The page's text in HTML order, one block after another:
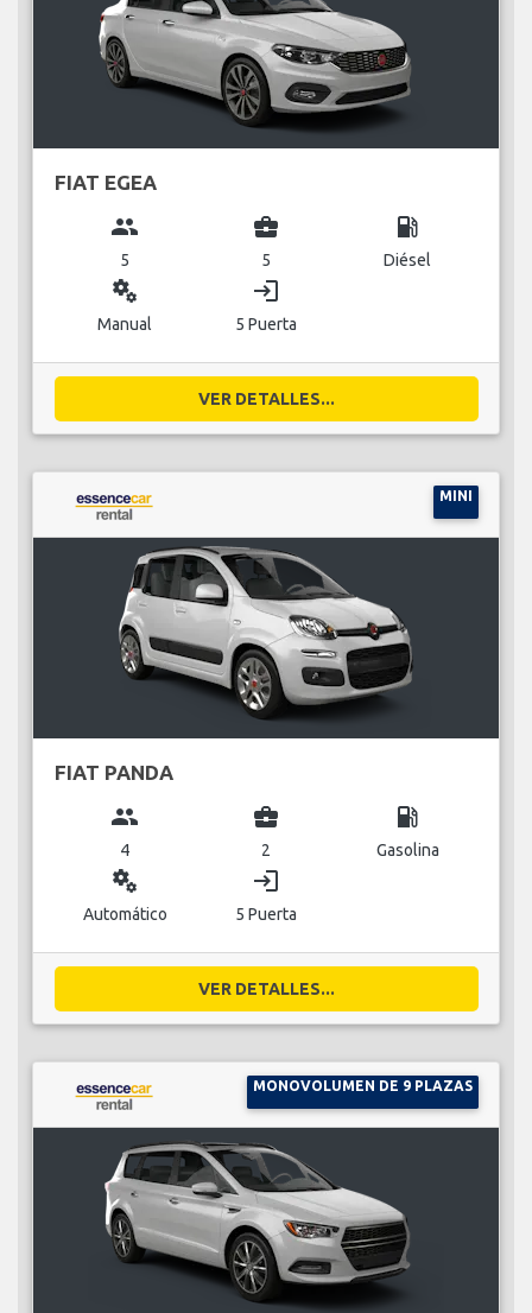
FIAT EGEA
group
5
business_center
5
local_gas_station
Diésel
miscellaneous_services
Manual
login
5 Puerta
VER DETALLES...
MINI
FIAT PANDA
group
4
business_center
2
local_gas_station
Gasolina
miscellaneous_services
Automático
login
5 Puerta
VER DETALLES...
MONOVOLUMEN DE 9 PLAZAS